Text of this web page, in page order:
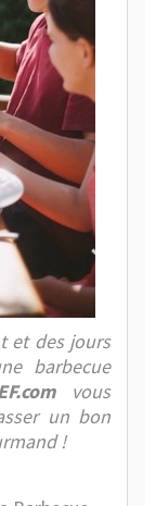
et des jours
barbecue
vous
un bon
!